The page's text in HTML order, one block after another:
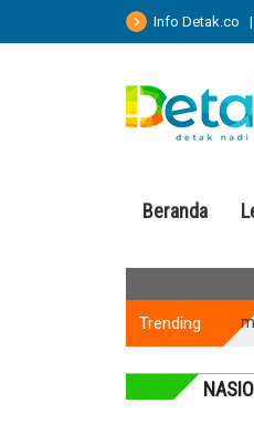
Info Detak.co |
Beranda
Trending
Kasus Pemerasan